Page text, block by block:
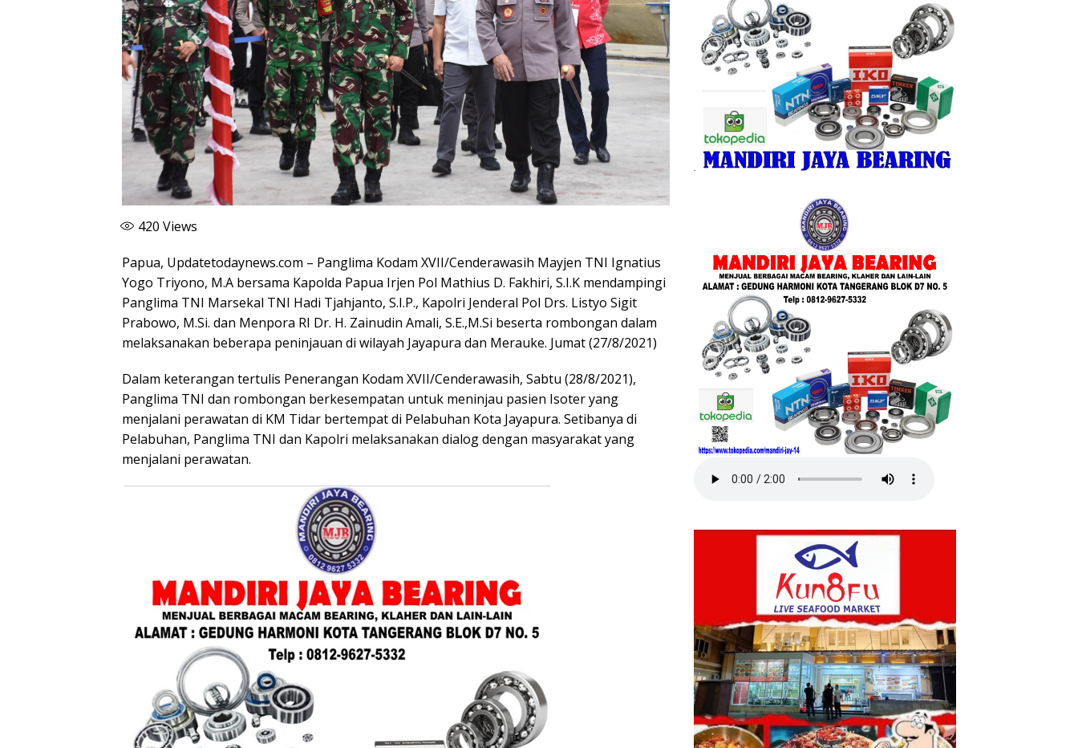
420 Views
Papua, Updatetodaynews.com – Panglima Kodam XVII/Cenderawasih Mayjen TNI Ignatius
Yogo Triyono, M.A bersama Kapolda Papua Irjen Pol Mathius D. Fakhiri, S.I.K mendampingi
Panglima TNI Marsekal TNI Hadi Tjahjanto, S.I.P., Kapolri Jenderal Pol Drs. Listyo Sigit
Prabowo, M.Si. dan Menpora RI Dr. H. Zainudin Amali, S.E.,M.Si beserta rombongan dalam
melaksanakan beberapa peninjauan di wilayah Jayapura dan Merauke. Jumat (27/8/2021)
Dalam keterangan tertulis Penerangan Kodam XVII/Cenderawasih, Sabtu (28/8/2021),
Panglima TNI dan rombongan berkesempatan untuk meninjau pasien Isoter yang
menjalani perawatan di KM Tidar bertempat di Pelabuhan Kota Jayapura. Setibanya di
Pelabuhan, Panglima TNI dan Kapolri melaksanakan dialog dengan masyarakat yang
menjalani perawatan.